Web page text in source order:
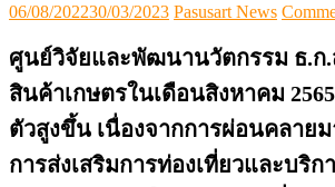
Posted
06/08/202230/03/2023 Author
Pasusart News
ศูนย์วิจัยและพัฒนานวัตกรรม ธ.ก.
สินค้าเกษตรในเดือนสิงหาคม
ตัวสูงขึ้น เนื่องจากการผ่อนคลายม
การส่งเสริมการท่องเที่ยวและบริ